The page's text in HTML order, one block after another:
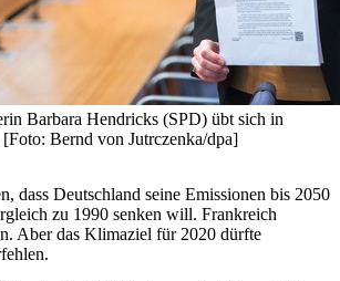
Barbara Hendricks (SPD) übt sich in
[Foto: Bernd von Jutrczenka/dpa]
dass Deutschland seine Emissionen bis 2050
zu 1990 senken will. Frankreich
Aber das Klimaziel für 2020 dürfte